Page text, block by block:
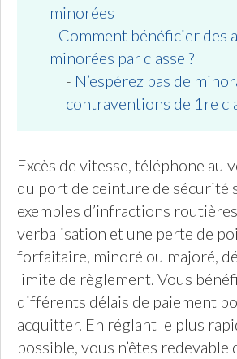
minorées
- Comment bénéficier des
minorées par classe ?
- N’espérez pas de
contraventions de 1re
Excès de vitesse, téléphone au
du port de ceinture de sécurité
exemples d’infractions
verbalisation et une perte de
forfaitaire, minoré ou majoré,
limite de règlement. Vous
différents délais de paiement
acquitter. En réglant le plus
possible, vous n’êtes